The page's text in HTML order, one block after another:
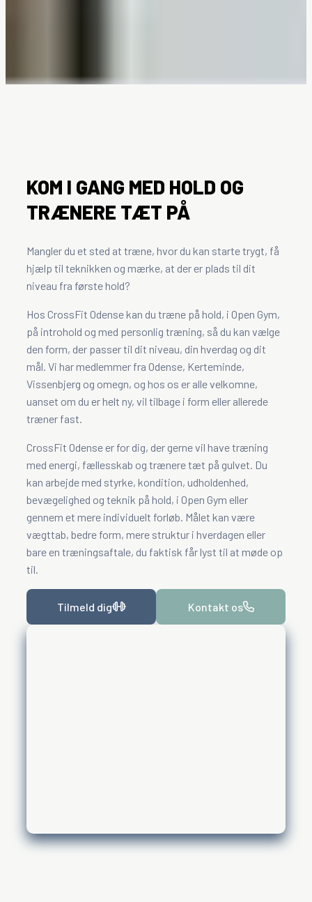
KOM I GANG MED HOLD OG
TRÆNERE TÆT PÅ
Mangler du et sted at træne, hvor du kan starte trygt, få
hjælp til teknikken og mærke, at der er plads til dit
niveau fra første hold?
Hos CrossFit Odense kan du træne på hold, i Open Gym,
på introhold og med personlig træning, så du kan vælge
den form, der passer til dit niveau, din hverdag og dit
mål. Vi har medlemmer fra Odense, Kerteminde,
Vissenbjerg og omegn, og hos os er alle velkomne,
uanset om du er helt ny, vil tilbage i form eller allerede
træner fast.
CrossFit Odense er for dig, der gerne vil have træning
med energi, fællesskab og trænere tæt på gulvet. Du
kan arbejde med styrke, kondition, udholdenhed,
bevægelighed og teknik på hold, i Open Gym eller
gennem et mere individuelt forløb. Målet kan være
vægttab, bedre form, mere struktur i hverdagen eller
bare en træningsaftale, du faktisk får lyst til at møde op
til.
Tilmeld dig Kontakt os